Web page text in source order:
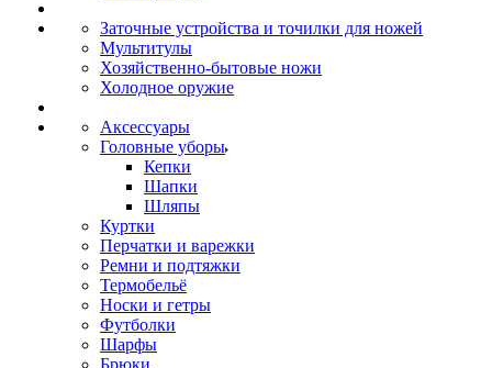
Заточные устройства и точилки для ножей
Мультитулы
Хозяйственно-бытовые ножи
Холодное оружие
Аксессуары
Головные уборы
Кепки
Шапки
Шляпы
Куртки
Перчатки и варежки
Ремни и подтяжки
Термобельё
Носки и гетры
Футболки
Шарфы
Брюки